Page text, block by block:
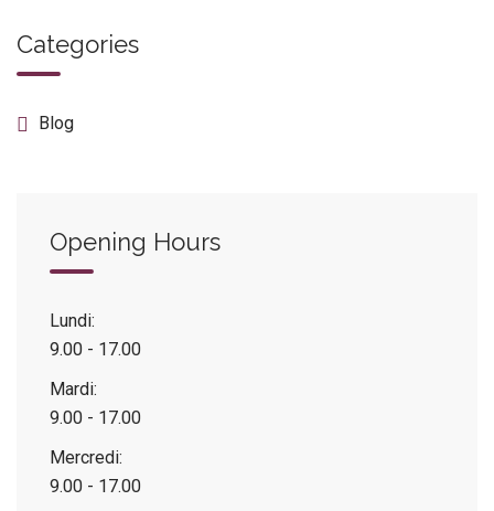
Categories
Blog
Opening Hours
Lundi:
9.00 - 17.00
Mardi:
9.00 - 17.00
Mercredi:
9.00 - 17.00